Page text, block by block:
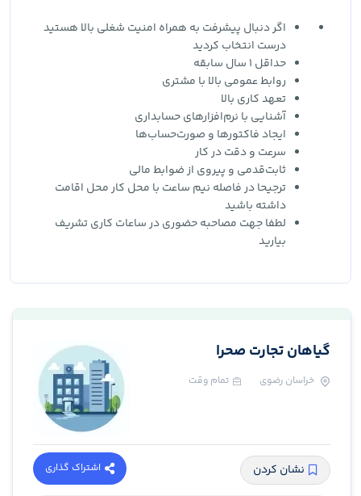
اگر دنبال پیشرفت به همراه امنیت شغلی بالا هستید
درست انتخاب کردید
حداقل 1 سال سابقه
روابط عمومی بالا با مشتری
تعهد کاری بالا
آشنایی با نرم‌افزارهای حسابداری
ایجاد فاکتورها و صورت‌حساب‌ها
سرعت و دقت در کار
ثابت‌قدمی و پیروی از ضوابط مالی
ترجیحا در فاصله نیم ساعت با محل کار محل اقامت
داشته باشید
لطفا جهت مصاحبه حضوری در ساعات کاری تشریف
بیارید
گیاهان تجارت صحرا
خراسان رضوی تمام وقت
نشان کردن اشتراک گذاری